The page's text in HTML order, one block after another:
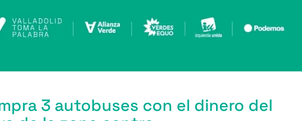
3 autobuses con el dinero del